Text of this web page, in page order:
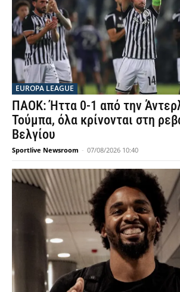
EUROPA LEAGUE
ΠΑΟΚ: Ήττα 0-1 από την
Τούμπα, όλα κρίνονται στη
Βελγίου
Sportlive Newsroom - 07/08/2026 10:40